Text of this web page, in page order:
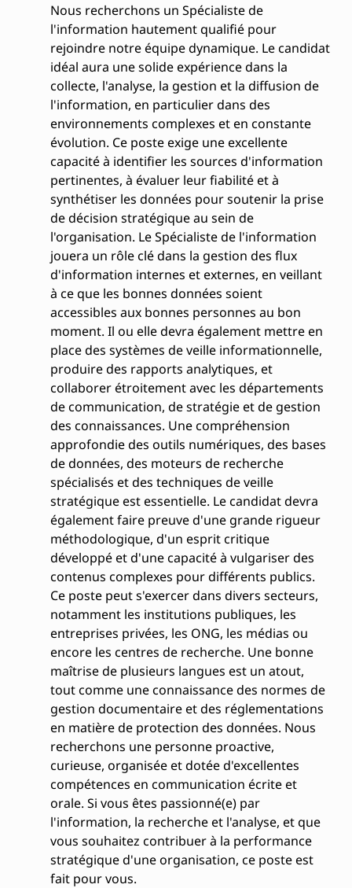
Nous recherchons un Spécialiste de
l'information hautement qualifié pour
rejoindre notre équipe dynamique. Le candidat
idéal aura une solide expérience dans la
collecte, l'analyse, la gestion et la diffusion de
l'information, en particulier dans des
environnements complexes et en constante
évolution. Ce poste exige une excellente
capacité à identifier les sources d'information
pertinentes, à évaluer leur fiabilité et à
synthétiser les données pour soutenir la prise
de décision stratégique au sein de
l'organisation. Le Spécialiste de l'information
jouera un rôle clé dans la gestion des flux
d'information internes et externes, en veillant
à ce que les bonnes données soient
accessibles aux bonnes personnes au bon
moment. Il ou elle devra également mettre en
place des systèmes de veille informationnelle,
produire des rapports analytiques, et
collaborer étroitement avec les départements
de communication, de stratégie et de gestion
des connaissances. Une compréhension
approfondie des outils numériques, des bases
de données, des moteurs de recherche
spécialisés et des techniques de veille
stratégique est essentielle. Le candidat devra
également faire preuve d'une grande rigueur
méthodologique, d'un esprit critique
développé et d'une capacité à vulgariser des
contenus complexes pour différents publics.
Ce poste peut s'exercer dans divers secteurs,
notamment les institutions publiques, les
entreprises privées, les ONG, les médias ou
encore les centres de recherche. Une bonne
maîtrise de plusieurs langues est un atout,
tout comme une connaissance des normes de
gestion documentaire et des réglementations
en matière de protection des données. Nous
recherchons une personne proactive,
curieuse, organisée et dotée d'excellentes
compétences en communication écrite et
orale. Si vous êtes passionné(e) par
l'information, la recherche et l'analyse, et que
vous souhaitez contribuer à la performance
stratégique d'une organisation, ce poste est
fait pour vous.